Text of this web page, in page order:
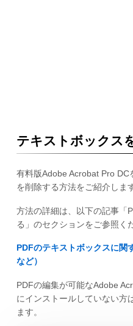
テキストボックス
有料版Adobe Acrobat Pro DC
を削除する方法をご紹介しま
方法の詳細は、以下の記事「
る」のセクションをご参照く
PDFのテキストボックスに関
など）
PDFの編集が可能なAdobe
にインストールしていない方
ます。